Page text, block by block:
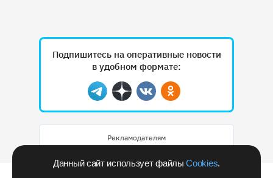
Данный сайт использует файлыCookies.
Подпишитесь на оперативные новости
в удобном формате:
Telegram
ДзенВконтактеОдноклассники
Рекламодателям